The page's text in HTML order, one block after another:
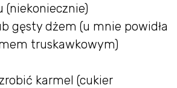
(niekoniecznie)
gęsty dżem (u mnie powidła
truskawkowym)
karmel (cukier